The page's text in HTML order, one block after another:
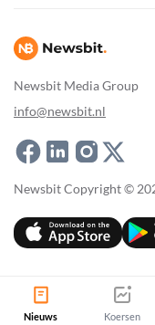
Newsbit Media Group
info@newsbit.nl
Newsbit Copyright ©
Nieuws Koersen